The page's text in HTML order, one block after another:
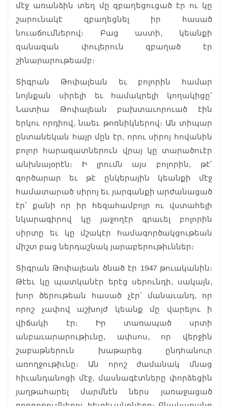
մէջ առանձին տեղ մը զբաղեցուցած էր ու կը
շարունակէ զբաղեցնել իր հասած
նուաճումներով։ Բաց աստի, կեանքի
զանազան փուլերուն զբաղած էր
շինարարութեամբ։
Տիգրան Թոփալեան եւ բոլորին համար
նոյնքան սիրելի եւ համակրելի կողակիցը՝
Նատիա Թոփալեան բախտաւորուած էին
երկու որդիով, նաեւ թոռնիկներով։ Ան տիպար
ընտանեկան հայր մըն էր, որու սիրոյ հովանին
բոլոր հարազատներուն վրայ կը տարածուէր
անխնայօրէն։ Ի լրումն այս բոլորին, թէ՛
գործարար եւ թէ ընկերային կեանքի մէջ
համատարած սիրոյ եւ յարգանքի արժանացած
էր՝ քանի որ իր հեզահամբոյր ու վստահելի
նկարագիրով կը յաջողէր գրաւել բոլորին
սիրտը եւ կը մշակէր համագործակցութեան
միշտ բաց ներդաշնակ յարաբերութիւններ։
Տիգրան Թոփալեան ծնած էր 1947 թուականին։
Թէեւ կը պատկանէր երէց սերունդի, սակայն,
խոր ծերութեան հասած չէր՝ մանաւանդ, որ
որոշ չափով աշխոյժ կեանք մը վարելու ի
վիճակի էր։ Իր տառապած սրտի
անբաւարարութիւնը, ափսոս, որ վերջին
շաբաթներուն խաթարեց ընդհանուր
առողջութիւնը։ Ան որոշ ժամանակ մնաց
հիւանդանոցի մէջ, մասնագէտները փորձեցին
յաղթահարել մարմնէն ներս յառաջացած